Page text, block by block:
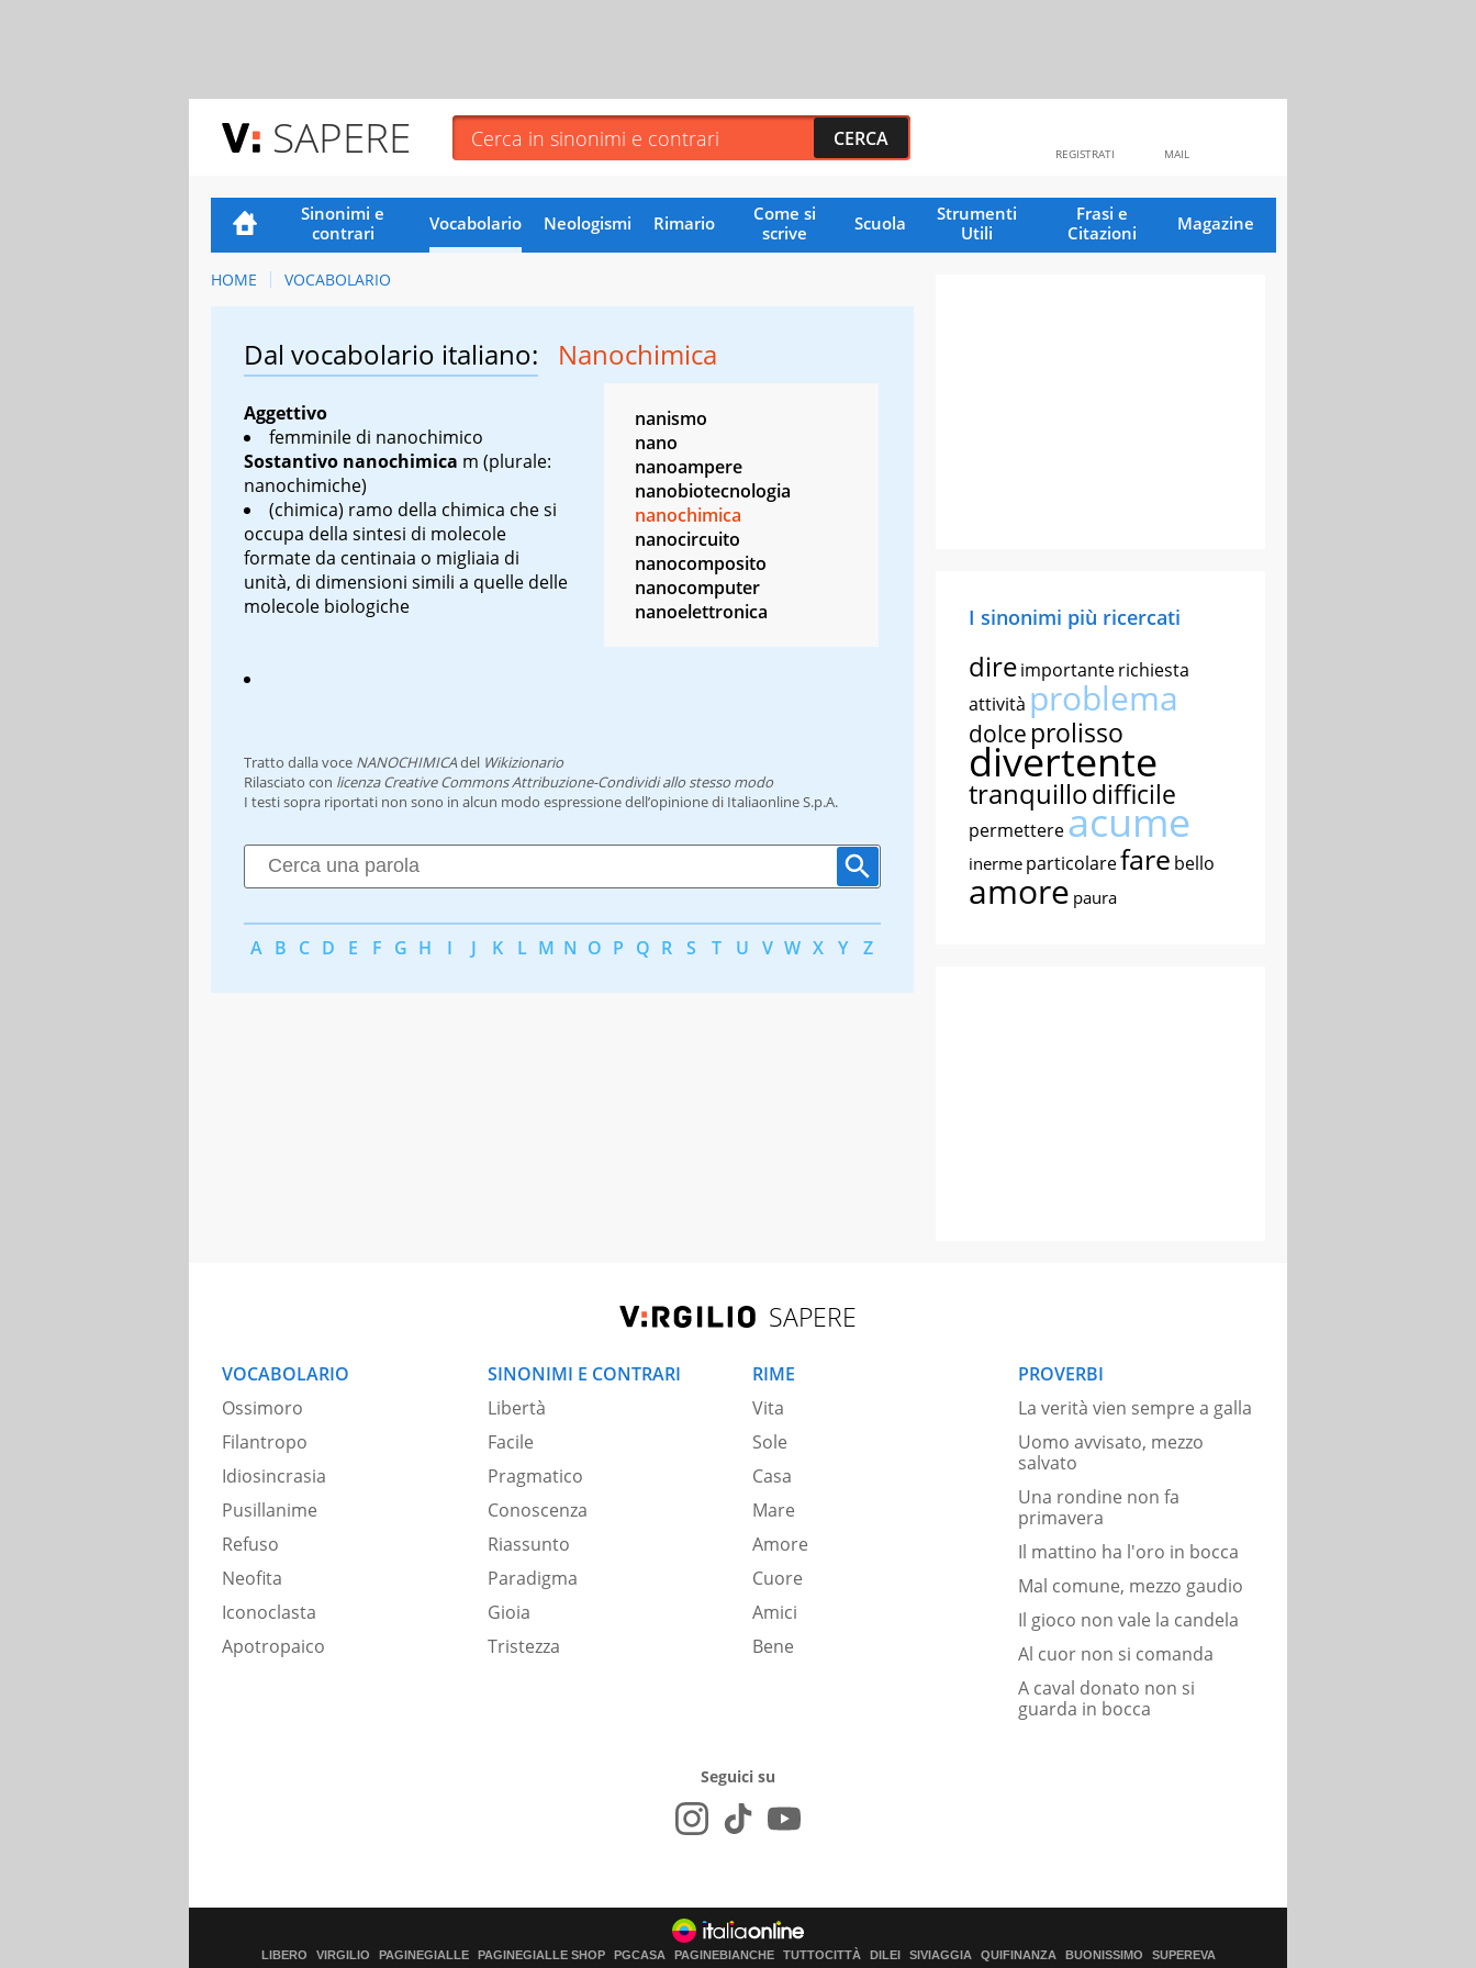
SAPERE MAIL
REGISTRATI
Sinonimi e
contrari
Vocabolario Neologismi Rimario
Come si
scrive
Scuola
Strumenti
Utili
Frasi e
Citazioni
Magazine
HOME VOCABOLARIO
Dal vocabolario italiano: Nanochimica
Aggettivo
femminile di nanochimico
Sostantivo nanochimica m (plurale:
nanochimiche)
(chimica) ramo della chimica che si
occupa della sintesi di molecole
formate da centinaia o migliaia di
unità, di dimensioni simili a quelle delle
molecole biologiche
nanismo
nano
nanoampere
nanobiotecnologia
nanochimica
nanocircuito
nanocomposito
nanocomputer
nanoelettronica
Tratto dalla voce NANOCHIMICAdel Wikizionario
Rilasciato con licenza Creative Commons Attribuzione-Condividi allo stesso modo
I testi sopra riportati non sono in alcun modo espressione dell’opinione di Italiaonline S.p.A.
A B C D E F G H I J K L M N O P Q R S T U V W X Y Z
I sinonimi più ricercati
direimportanterichiesta
attività problema
dolce prolisso
divertente
tranquillodifficile
permettereacume
inerme particolarefare bello
amore paura
SAPERE
VOCABOLARIO
Ossimoro
Filantropo
Idiosincrasia
Pusillanime
Refuso
Neofita
Iconoclasta
Apotropaico
SINONIMI E CONTRARI
Libertà
Facile
Pragmatico
Conoscenza
Riassunto
Paradigma
Gioia
Tristezza
RIME
Vita
Sole
Casa
Mare
Amore
Cuore
Amici
Bene
PROVERBI
La verità vien sempre a galla
Uomo avvisato, mezzo
salvato
Una rondine non fa
primavera
Il mattino ha l'oro in bocca
Mal comune, mezzo gaudio
Il gioco non vale la candela
Al cuor non si comanda
A caval donato non si
guarda in bocca
Seguici su
LIBERO VIRGILIO PAGINEGIALLE PAGINEGIALLE SHOP PGCASA PAGINEBIANCHE TUTTOCITTÀ DILEI SIVIAGGIA QUIFINANZA BUONISSIMO SUPEREVA